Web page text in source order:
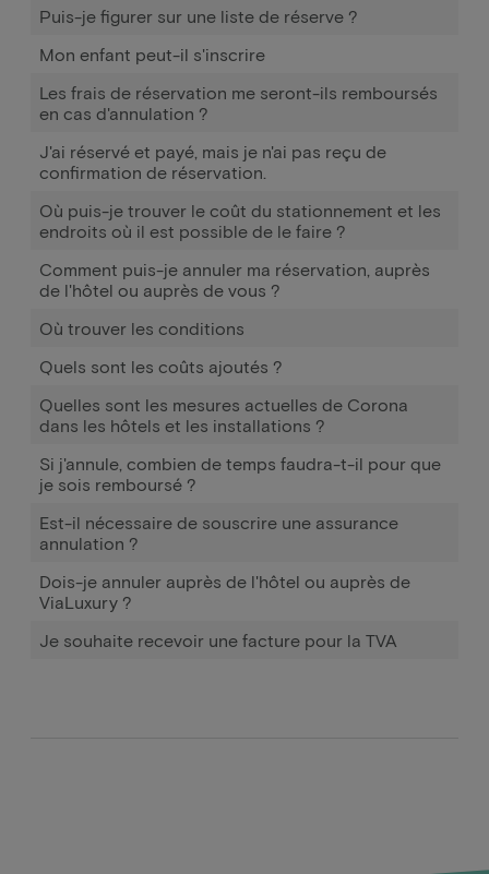
Puis-je figurer sur une liste de réserve ?
Mon enfant peut-il s'inscrire
Les frais de réservation me seront-ils remboursés
en cas d'annulation ?
J'ai réservé et payé, mais je n'ai pas reçu de
confirmation de réservation.
Où puis-je trouver le coût du stationnement et les
endroits où il est possible de le faire ?
Comment puis-je annuler ma réservation, auprès
de l'hôtel ou auprès de vous ?
Où trouver les conditions
Quels sont les coûts ajoutés ?
Quelles sont les mesures actuelles de Corona
dans les hôtels et les installations ?
Si j'annule, combien de temps faudra-t-il pour que
je sois remboursé ?
Est-il nécessaire de souscrire une assurance
annulation ?
Dois-je annuler auprès de l'hôtel ou auprès de
ViaLuxury ?
Je souhaite recevoir une facture pour la TVA